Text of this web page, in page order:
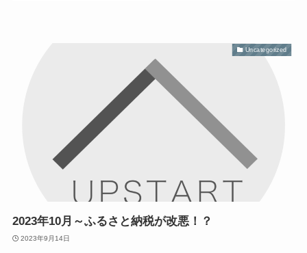
Uncategorized
2023年10月～ふるさと納税が改悪！？
2023年9月14日